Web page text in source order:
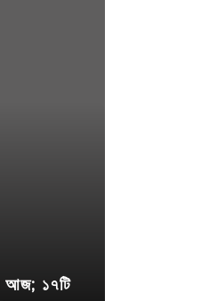
আজ; ১৭টি